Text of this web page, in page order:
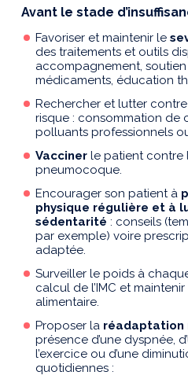
Avant le stade
Favoriser et maintenir le
des traitements et outils
accompagnement,
médicaments, éducation
Rechercher et lutter contre
risque : consommation de
polluants professionnels
Vacciner le patient contre
pneumocoque.
Encourager son patient à
physique régulière et à
sédentarité : conseils
par exemple) voire
adaptée.
Surveiller le poids à
calcul de l’IMC et
alimentaire.
Proposer la réadaptation
présence d’une dyspnée,
l’exercice ou d’une
quotidiennes :